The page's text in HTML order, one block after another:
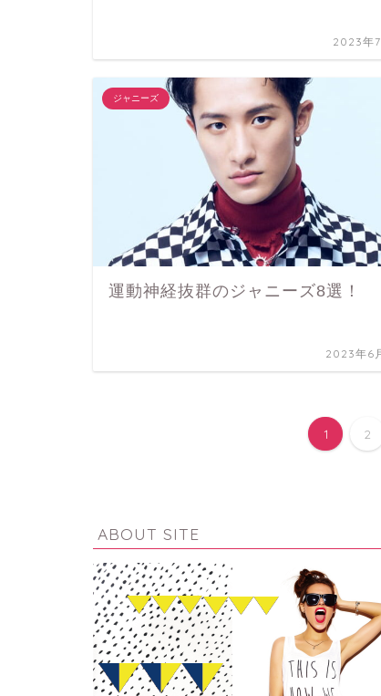
2023年
ジャニーズ
運動神経抜群のジャニーズ8選！
2023年6
1 2
ABOUT SITE